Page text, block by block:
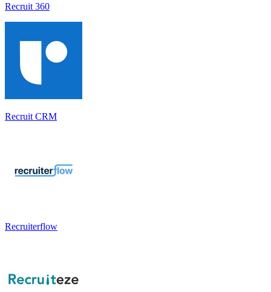
Recruit 360
Recruit CRM
Recruiterflow